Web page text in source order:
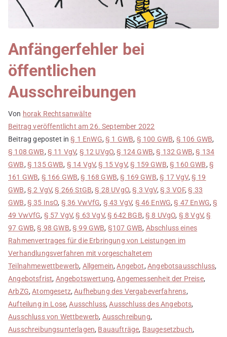
Anfängerfehler bei
öffentlichen
Ausschreibungen
Von horak Rechtsanwälte
Beitrag veröffentlicht am26. September 2022
Beitrag gepostet in§ 1 EnWG,§ 1 GWB, § 100 GWB, § 106 GWB,
§ 108 GWB, § 11 VgV, § 12 UVgO,§ 124 GWB,§ 132 GWB,§ 134
GWB, § 135 GWB, § 14 VgV,§ 15 VgV,§ 159 GWB,§ 160 GWB, §
161 GWB, § 166 GWB,§ 168 GWB,§ 169 GWB,§ 17 VgV, § 19
GWB, § 2 VgV,§ 266 StGB,§ 28 UVgO,§ 3 VgV, § 3 VOF,§ 33
GWB, § 35 InsO, § 36 VwVfG, § 43 VgV, § 46 EnWG,§ 47 EnWG,§
49 VwVfG, § 57 VgV,§ 63 VgV,§ 642 BGB,§ 8 UVgO, § 8 VgV,§
97 GWB,§ 98 GWB,§ 99 GWB, §107 GWB, Abschluss eines
Rahmenvertrages für die Erbringung von Leistungen im
Verhandlungsverfahren mit vorgeschaltetem
Teilnahmewettbewerb, Allgemein,Angebot, Angebotsausschluss,
Angebotsfrist, Angebotswertung,Angemessenheit der Preise,
ArbZG,Atomgesetz,Aufhebung des Vergabeverfahrens,
Aufteilung in Lose,Ausschluss,Ausschluss des Angebots,
Ausschluss von Wettbewerb, Ausschreibung,
Ausschreibungsunterlagen, Bauaufträge, Baugesetzbuch,